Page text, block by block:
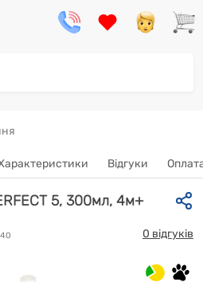
Відгуки
5, 300мл, 4м+
0 відгуків